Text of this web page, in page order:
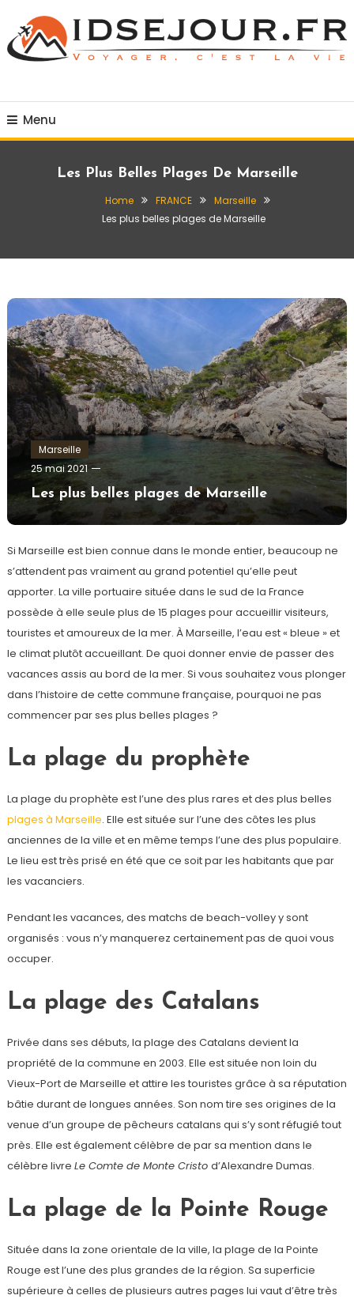
Content
Menu
Les Plus Belles Plages De Marseille
Home FRANCE
Marseille
Les plus belles plages de Marseille
Marseille
25 mai 2021
admin
Les plus belles plages de Marseille
Si Marseille est bien connue dans le monde entier, beaucoup ne
s’attendent pas vraiment au grand potentiel qu’elle peut
apporter. La ville portuaire située dans le sud de la France
possède à elle seule plus de 15 plages pour accueillir visiteurs,
touristes et amoureux de la mer. À Marseille, l’eau est « bleue » et
le climat plutôt accueillant. De quoi donner envie de passer des
vacances assis au bord de la mer. Si vous souhaitez vous plonger
dans l’histoire de cette commune française, pourquoi ne pas
commencer par ses plus belles plages ?
La plage du prophète
La plage du prophète est l’une des plus rares et des plus belles
plages à Marseille. Elle est située sur l’une des côtes les plus
anciennes de la ville et en même temps l’une des plus populaire.
Le lieu est très prisé en été que ce soit par les habitants que par
les vacanciers.
Pendant les vacances, des matchs de beach-volley y sont
organisés : vous n’y manquerez certainement pas de quoi vous
occuper.
La plage des Catalans
Privée dans ses débuts, la plage des Catalans devient la
propriété de la commune en 2003. Elle est située non loin du
Vieux-Port de Marseille et attire les touristes grâce à sa réputation
bâtie durant de longues années. Son nom tire ses origines de la
venue d’un groupe de pêcheurs catalans qui s’y sont réfugié tout
près. Elle est également célèbre de par sa mention dans le
célèbre livre Le Comte de Monte Cristo d’Alexandre Dumas.
La plage de la Pointe Rouge
Située dans la zone orientale de la ville, la plage de la Pointe
Rouge est l’une des plus grandes de la région. Sa superficie
supérieure à celles de plusieurs autres pages lui vaut d’être très